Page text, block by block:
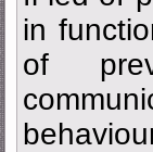
in
of